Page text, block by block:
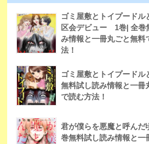
ゴミ屋敷とトイプード
区会デビュー 1巻| 全巻
み情報と一冊丸ごと無料
法！
ゴミ屋敷とトイプードル
無料試し読み情報と一冊
で読む方法！
君が僕らを悪魔と呼んだ
巻無料試し読み情報と一